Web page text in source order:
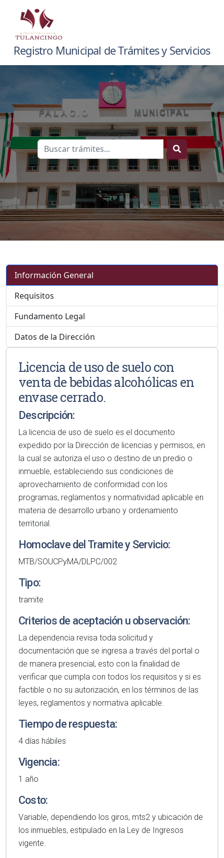
Registro Municipal de Trámites y Servicios
Información General
Requisitos
Fundamento Legal
Datos de la Dirección
Licencia de uso de suelo con
venta de bebidas alcohólicas en
envase cerrado.
Descripción:
La licencia de uso de suelo es el documento
expedido por la Dirección de licencias y permisos, en
la cual se autoriza el uso o destino de un predio o
inmueble, estableciendo sus condiciones de
aprovechamiento de conformidad con los
programas, reglamentos y normatividad aplicable en
materia de desarrollo urbano y ordenamiento
territorial.
Homoclave del Tramite y Servicio:
MTB/SOUCPyMA/DLPC/002
Tipo:
tramite
Criterios de aceptación u observación:
La dependencia revisa toda solicitud y
documentación que se ingresa a través del portal o
de manera presencial, esto con la finalidad de
verificar que cumpla con todos los requisitos y si es
factible o no su autorización, en los términos de las
leyes, reglamentos y normativa aplicable.
Tiempo de respuesta:
4 días hábiles
Vigencia:
1 año
Costo:
Variable, dependiendo los giros, mts2 y ubicación de
los inmuebles, estipulado en la Ley de Ingresos
vigente.